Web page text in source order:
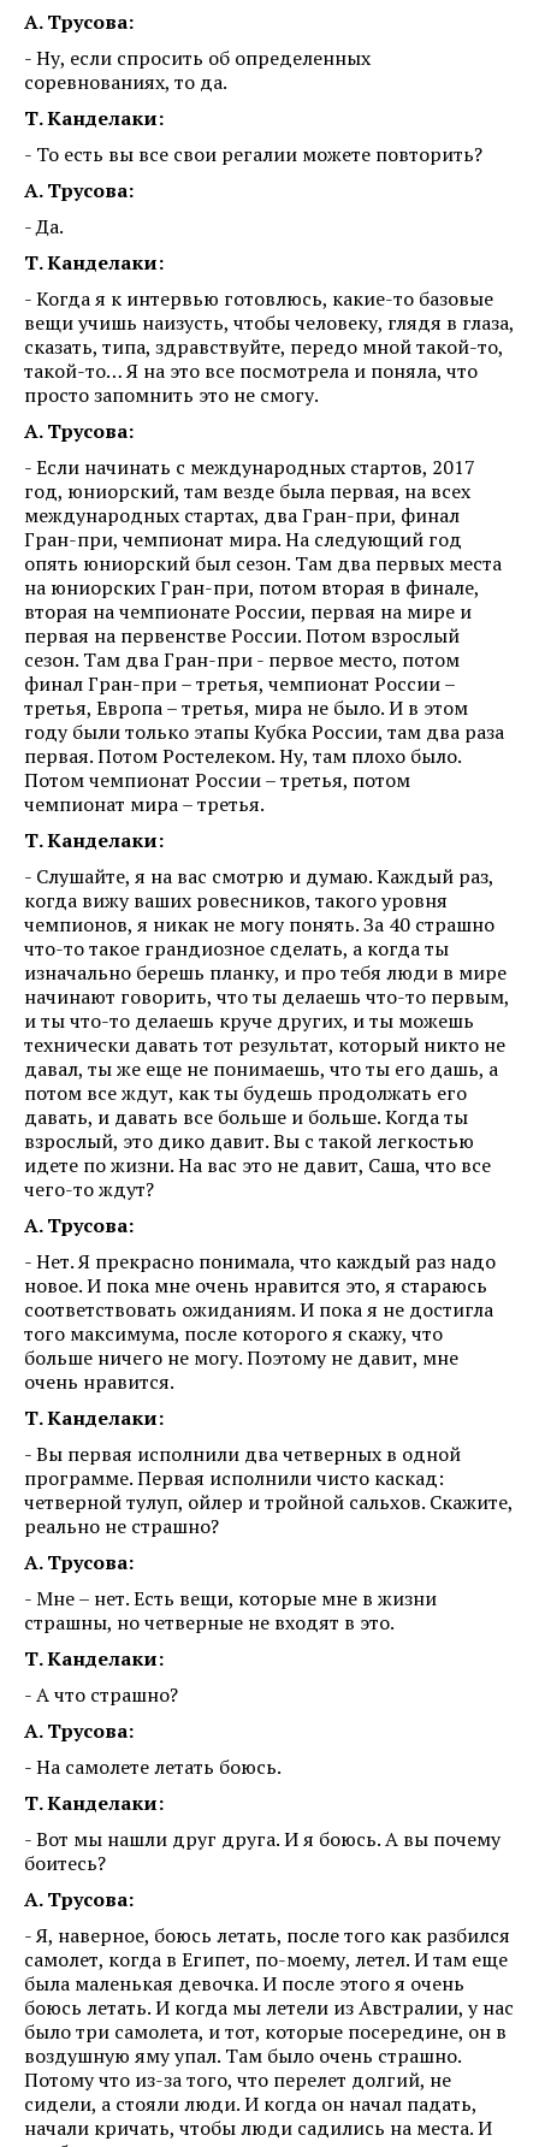
А. Трусова:
- Ну, если спросить об определенных
соревнованиях, то да.
Т. Канделаки:
- То есть вы все свои регалии можете повторить?
А. Трусова:
- Да.
Т. Канделаки:
- Когда я к интервью готовлюсь, какие-то базовые
вещи учишь наизусть, чтобы человеку, глядя в глаза,
сказать, типа, здравствуйте, передо мной такой-то,
такой-то… Я на это все посмотрела и поняла, что
просто запомнить это не смогу.
А. Трусова:
- Если начинать с международных стартов, 2017
год, юниорский, там везде была первая, на всех
международных стартах, два Гран-при, финал
Гран-при, чемпионат мира. На следующий год
опять юниорский был сезон. Там два первых места
на юниорских Гран-при, потом вторая в финале,
вторая на чемпионате России, первая на мире и
первая на первенстве России. Потом взрослый
сезон. Там два Гран-при - первое место, потом
финал Гран-при – третья, чемпионат России –
третья, Европа – третья, мира не было. И в этом
году были только этапы Кубка России, там два раза
первая. Потом Ростелеком. Ну, там плохо было.
Потом чемпионат России – третья, потом
чемпионат мира – третья.
Т. Канделаки:
- Слушайте, я на вас смотрю и думаю. Каждый раз,
когда вижу ваших ровесников, такого уровня
чемпионов, я никак не могу понять. За 40 страшно
что-то такое грандиозное сделать, а когда ты
изначально берешь планку, и про тебя люди в мире
начинают говорить, что ты делаешь что-то первым,
и ты что-то делаешь круче других, и ты можешь
технически давать тот результат, который никто не
давал, ты же еще не понимаешь, что ты его дашь, а
потом все ждут, как ты будешь продолжать его
давать, и давать все больше и больше. Когда ты
взрослый, это дико давит. Вы с такой легкостью
идете по жизни. На вас это не давит, Саша, что все
чего-то ждут?
А. Трусова:
- Нет. Я прекрасно понимала, что каждый раз надо
новое. И пока мне очень нравится это, я стараюсь
соответствовать ожиданиям. И пока я не достигла
того максимума, после которого я скажу, что
больше ничего не могу. Поэтому не давит, мне
очень нравится.
Т. Канделаки:
- Вы первая исполнили два четверных в одной
программе. Первая исполнили чисто каскад:
четверной тулуп, ойлер и тройной сальхов. Скажите,
реально не страшно?
А. Трусова:
- Мне – нет. Есть вещи, которые мне в жизни
страшны, но четверные не входят в это.
Т. Канделаки:
- А что страшно?
А. Трусова:
- На самолете летать боюсь.
Т. Канделаки:
- Вот мы нашли друг друга. И я боюсь. А вы почему
боитесь?
А. Трусова:
- Я, наверное, боюсь летать, после того как разбился
самолет, когда в Египет, по-моему, летел. И там еще
была маленькая девочка. И после этого я очень
боюсь летать. И когда мы летели из Австралии, у нас
было три самолета, и тот, которые посередине, он в
воздушную яму упал. Там было очень страшно.
Потому что из-за того, что перелет долгий, не
сидели, а стояли люди. И когда он начал падать,
начали кричать, чтобы люди садились на места. И